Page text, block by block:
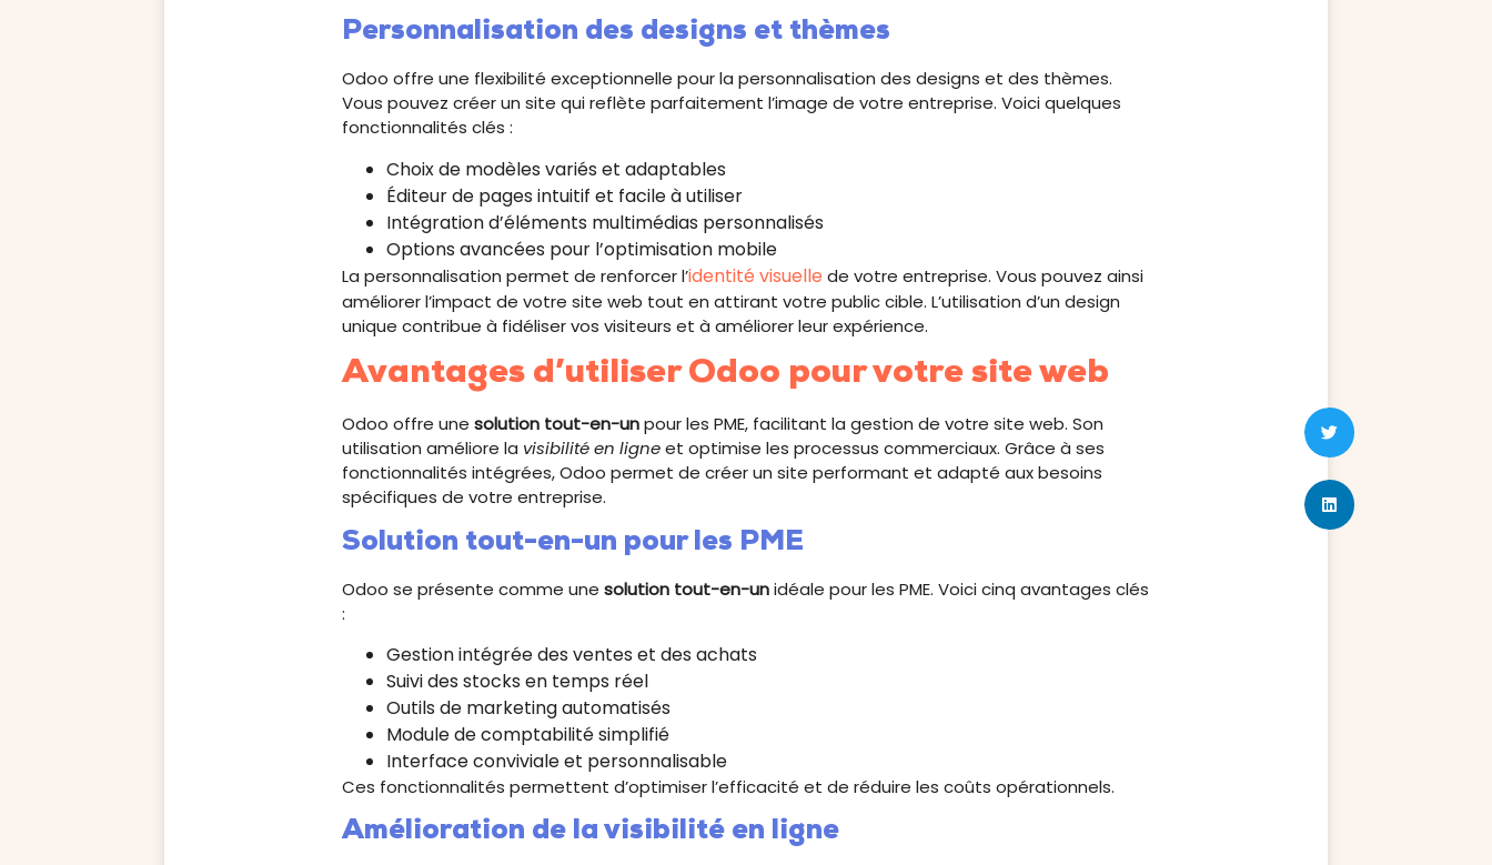
Personnalisation des designs et thèmes
Odoo offre une flexibilité exceptionnelle pour la personnalisation des designs et des thèmes.
Vous pouvez créer un site qui reflète parfaitement l’image de votre entreprise. Voici quelques
fonctionnalités clés :
Choix de modèles variés et adaptables
Éditeur de pages intuitif et facile à utiliser
Intégration d’éléments multimédias personnalisés
Options avancées pour l’optimisation mobile
La personnalisation permet de renforcer l’identité visuelle de votre entreprise. Vous pouvez ainsi
améliorer l’impact de votre site web tout en attirant votre public cible. L’utilisation d’un design
unique contribue à fidéliser vos visiteurs et à améliorer leur expérience.
Avantages d’utiliser Odoo pour votre site web
Odoo offre unesolution tout-en-unpour les PME, facilitant la gestion de votre site web. Son
utilisation améliore la visibilité en ligneet optimise les processus commerciaux. Grâce à ses
fonctionnalités intégrées, Odoo permet de créer un site performant et adapté aux besoins
spécifiques de votre entreprise.
Solution tout-en-un pour les PME
Odoo se présente comme unesolution tout-en-unidéale pour les PME. Voici cinq avantages clés
:
Gestion intégrée des ventes et des achats
Suivi des stocks en temps réel
Outils de marketing automatisés
Module de comptabilité simplifié
Interface conviviale et personnalisable
Ces fonctionnalités permettent d’optimiser l’efficacité et de réduire les coûts opérationnels.
Amélioration de la visibilité en ligne